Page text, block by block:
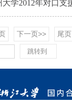
下一页>> 尾页
跳转到